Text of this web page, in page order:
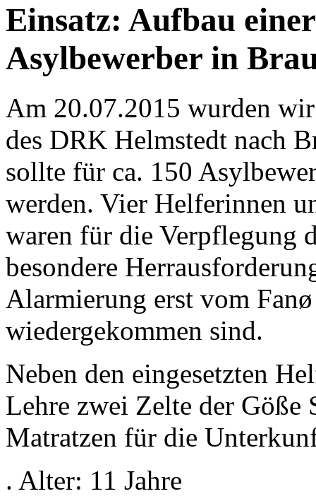
Einsatz: Aufbau
Asylbewerber in
Am 20.07.2015 wurden
des DRK Helmstedt nach
sollte für ca. 150
werden. Vier Helferinnen
waren für die Verpflegung
besondere
Alarmierung erst vom
wiedergekommen sind.
Neben den eingesetzten
Lehre zwei Zelte der Göße
Matratzen für die
. Alter: 11 Jahre